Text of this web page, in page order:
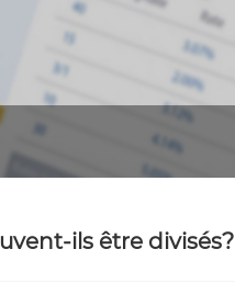
ils être divisés?